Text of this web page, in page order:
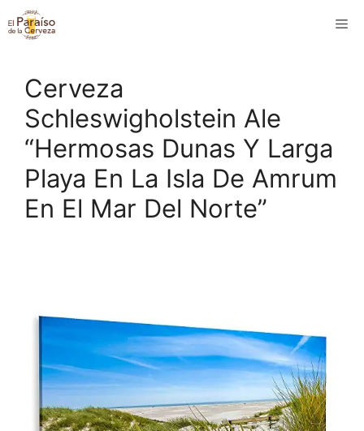
Saltar
al
Cerveza
Schleswigholstein Ale
“Hermosas Dunas Y Larga
Playa En La Isla De Amrum
En El Mar Del Norte”